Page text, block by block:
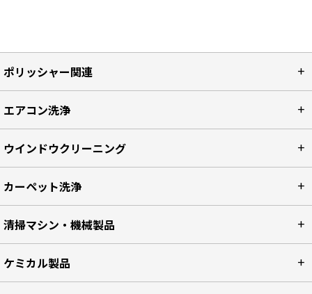
ポリッシャー関連
エアコン洗浄
ウインドウクリーニング
カーペット洗浄
清掃マシン・機械製品
ケミカル製品